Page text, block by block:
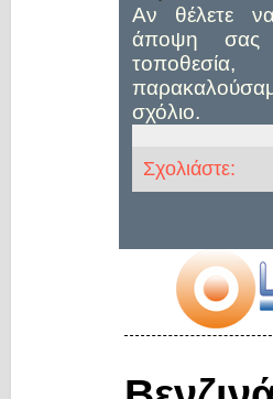
Αν θέλετε
άποψη σας
σχόλιο.
Σχολιάστε: